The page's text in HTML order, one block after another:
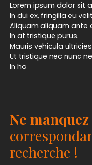
Lorem ipsum dolor sit
In dui ex, fringilla eu
Aliquam aliquam ante
In at tristique purus.
Mauris vehicula
Ut tristique nec nunc
In ha
Ne
recherche !